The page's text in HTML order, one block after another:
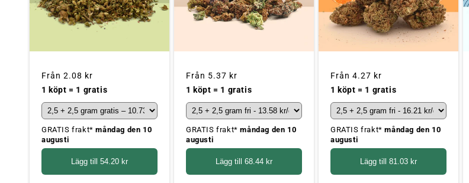
Ordinarie
pris
Från 2.08 kr
1 köpt = 1 gratis
GRATIS frakt*måndag den 10
augusti
Lägg till 54.20 kr
Ordinarie
pris
Från 5.37 kr
1 köpt = 1 gratis
GRATIS frakt*måndag den 10
augusti
Lägg till 68.44 kr
Ordinarie
pris
Från 4.27 kr
1 köpt = 1 gratis
GRATIS frakt*måndag den 10
augusti
Lägg till 81.03 kr